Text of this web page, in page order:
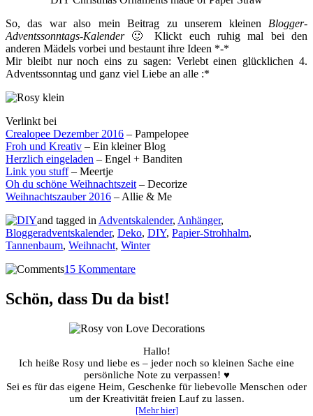
So, das war also mein Beitrag zu unserem kleinen Blogger-
Adventssonntags-Kalender🙂 Klickt euch ruhig mal bei den
anderen Mädels vorbei und bestaunt ihre Ideen *-*
Mir bleibt nur noch eins zu sagen: Verlebt einen glücklichen 4.
Adventssonntag und ganz viel Liebe an alle :*
Verlinkt bei
Crealopee Dezember 2016 – Pampelopee
Froh und Kreativ – Ein kleiner Blog
Herzlich eingeladen – Engel + Banditen
Link you stuff– Meertje
Oh du schöne Weihnachtszeit – Decorize
Weihnachtszauber 2016 – Allie & Me
and tagged in Adventskalender, Anhänger,
Bloggeradventskalender, Deko, DIY, Papier-Strohhalm,
Tannenbaum, Weihnacht, Winter
15 Kommentare
Schön, dass Du da bist!
Hallo!
Ich heiße Rosy und liebe es – jeder noch so kleinen Sache eine
persönliche Note zu verpassen! ♥
Sei es für das eigene Heim, Geschenke für liebevolle Menschen oder
um der Kreativität freien Lauf zu lassen.
[Mehr hier]